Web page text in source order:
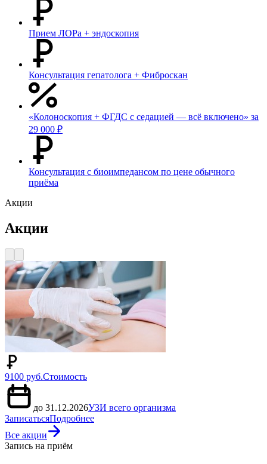
Прием ЛОРа + эндоскопия
Консультация гепатолога + Фиброскан
«Колоноскопия + ФГДС с седацией — всё включено» за
29 000 ₽
Консультация с биоимпедансом по цене обычного
приёма
Акции
Акции
9100 руб.Стоимость
до 31.12.2026УЗИ всего организма
ЗаписатьсяПодробнее
Все акции
Запись на приём